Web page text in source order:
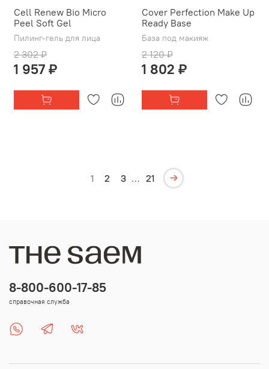
Cell Renew Bio Micro
Peel Soft Gel
Пилинг-гель для лица
2 302 ₽
1 957 ₽
Cover Perfection Make Up
Ready Base
База под макияж
2 120 ₽
1 802 ₽
1 2 3 … 21
8-800-600-17-85
справочная служба